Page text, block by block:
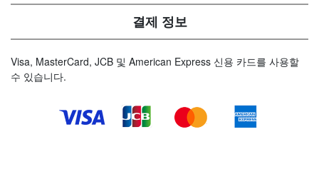
결제 정보
Visa, MasterCard, JCB 및 American Express 신용 카드를 사용할
수 있습니다.